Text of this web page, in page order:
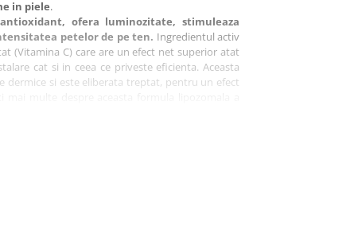
in piele.
ofera luminozitate, stimuleaza
petelor de pe ten. Ingredientul activ
(Vitamina C) care are un efect net superior atat
cat si in ceea ce priveste eficienta. Aceasta
si este eliberata treptat, pentru un efect
de blog